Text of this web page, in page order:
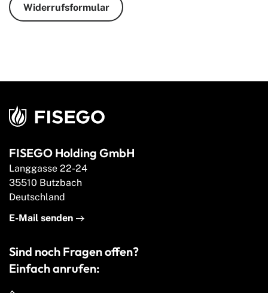
Widerrufsformular
FISEGO Holding GmbH
Langgasse 22-24
35510 Butzbach
Deutschland
E-Mail senden
Sind noch Fragen offen?
Einfach anrufen: